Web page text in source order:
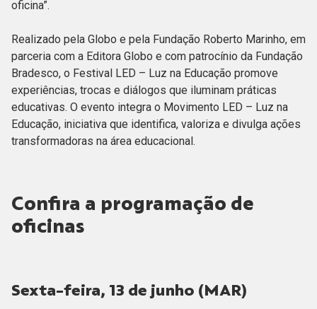
oficina”.
Realizado pela Globo e pela Fundação Roberto Marinho, em
parceria com a Editora Globo e com patrocínio da Fundação
Bradesco, o Festival LED – Luz na Educação promove
experiências, trocas e diálogos que iluminam práticas
educativas. O evento integra o Movimento LED – Luz na
Educação, iniciativa que identifica, valoriza e divulga ações
transformadoras na área educacional.
Confira a programação de
oficinas
Sexta-feira, 13 de junho (MAR)